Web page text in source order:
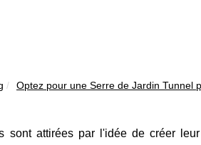
Optez pour une Serre de Jardin Tunnel
sont attirées par l'idée de créer